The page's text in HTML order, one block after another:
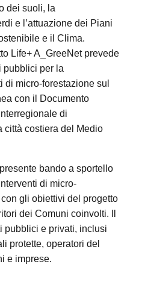
dei suoli, la
e l’attuazione dei Piani
e il Clima.
Life+ A_GreeNet prevede
pubblici per la
micro-forestazione sul
con il Documento
di
città costiera del Medio
bando a sportello
di micro-
gli obiettivi del progetto
dei Comuni coinvolti. Il
pubblici e privati, inclusi
protette, operatori del
e imprese.